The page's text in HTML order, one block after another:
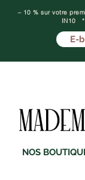
– 10 % sur votre
IN10
E-
NOS